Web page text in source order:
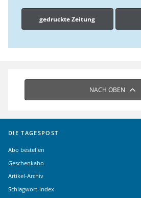
gedruckte Zeitung
NACH OBEN
DIE TAGESPOST
Abo bestellen
Geschenkabo
Artikel-Archiv
Schlagwort-Index